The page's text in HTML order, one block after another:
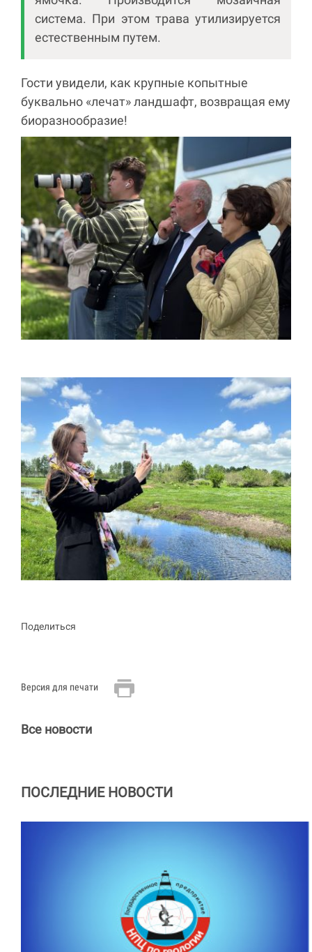
система. При этом трава утилизируется
естественным путем.
Гости увидели, как крупные копытные
буквально «лечат» ландшафт, возвращая ему
биоразнообразие!
Поделиться
Версия для печати
Все новости
ПОСЛЕДНИЕ НОВОСТИ